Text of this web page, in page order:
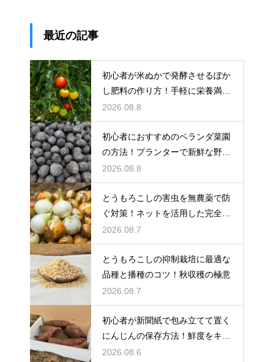
最近の記事
初心者が米ぬかで発酵させるぼか
し肥料の作り方！手軽に栄養満点
の肥料を
2026.08.8
初心者におすすめのベランダ菜園
の方法！プランターで新鮮な野菜
を大収穫
2026.08.8
とうもろこしの害虫を無農薬で防
ぐ対策！ネットを活用した完全防
御
2026.08.7
とうもろこしの抑制栽培に最適な
品種と播種のコツ！秋収穫の極意
2026.08.7
初心者が新聞紙で包み立てて置く
にんじんの保存方法！鮮度をキー
プする
2026.08.6